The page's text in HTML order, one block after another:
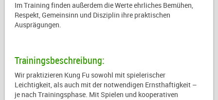
Im Training finden außerdem die Werte ehrliches Bemühen,
Respekt, Gemeinsinn und Disziplin ihre praktischen
Ausprägungen.
Trainingsbeschreibung:
Wir praktizieren Kung Fu sowohl mit spielerischer
Leichtigkeit, als auch mit der notwendigen Ernsthaftigkeit –
je nach Trainingsphase. Mit Spielen und kooperativen